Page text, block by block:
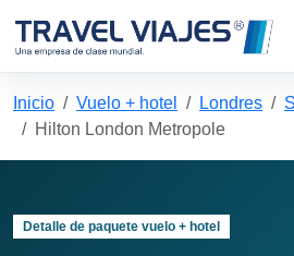
Inicio Vuelo + hotel Londres
Hilton London Metropole
Detalle de paquete vuelo + hotel